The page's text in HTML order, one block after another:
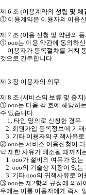
제 6 조 (이용계약의 성립 및 체
① 이용계약은 이용자의 이용
제 7 조 (이용 신청 및 약관의
① ooo는 이용 약관에 동의하
이용자가 등록절차를 거쳐
것으로 간주합니다.
제 3 장 이용자의 의무
제 8 조 (서비스의 보류 및 중지)
① ooo는 다음 각 호에 해당하
수 있습니다.
1. 타인 명의로 신청한 경우
2. 회원가입 등록정보에 기
3. 기타 이용자의 귀책사유
② ooo는 서비스 이용신청이
낙 제한 사유가 해소될 때까지
1. ooo가 설비의 여유가 없는
2. ooo의 기술상 지장이 있는
3. 기타 ooo의 귀책사유로 이
③ ooo는 제2항의 규정에 의하
우에는 이를 이용자에게 즉시